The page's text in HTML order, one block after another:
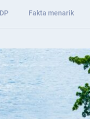
Fakta menarik